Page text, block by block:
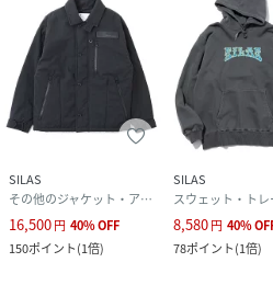
・商品の色味の目安は、商品単
・画像の商品はサンプルとなりま
様、加工、サイズ、素材等が若
・予約商品など一部商品につきま
届け時期が前後する場合がござい
商品コード 110253021001
(店舗でお問い合わせの際には、
サイズ/着丈/肩幅/袖丈/胸囲
SILAS
その他のジャケット・アウター
16,500円 40%OFF
150ポイント(1倍)
SILAS
スウェット・トレ
8,580円 40%
78ポイント(1倍)